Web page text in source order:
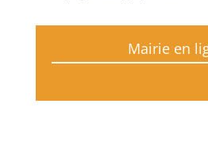
Mairie en